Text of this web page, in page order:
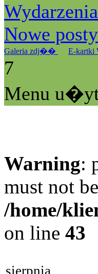
Wydarzenia
Nowe posty
Galeria zdj�� E-kartki
7
Menu
Warning:
must not
/home/
on line 43
sierpnia